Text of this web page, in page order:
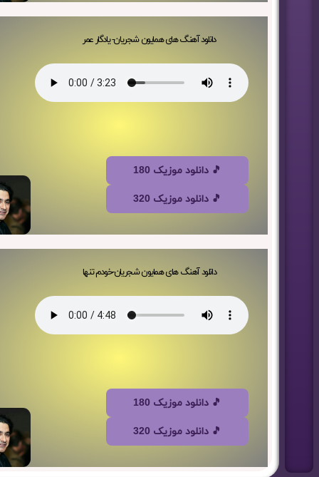
دانلود آهنگ های همایون شجریان- یادگار عمر
🎵 دانلود موزیک 180
🎵 دانلود موزیک 320
دانلود آهنگ های همایون شجریان-خودم تنها
🎵 دانلود موزیک 180
🎵 دانلود موزیک 320